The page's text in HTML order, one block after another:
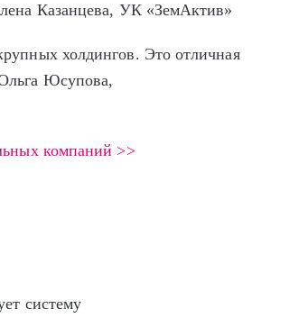
Казанцева, УК «ЗемАктив»
холдингов. Это отличная
Юсупова,
компаний >>
систему